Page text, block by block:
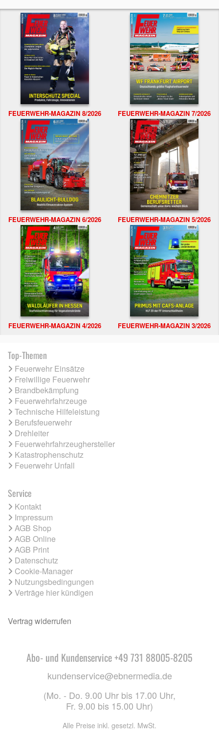
FEUERWEHR-MAGAZIN 8/2026 FEUERWEHR-MAGAZIN 7/2026
FEUERWEHR-MAGAZIN 6/2026 FEUERWEHR-MAGAZIN 5/2026
FEUERWEHR-MAGAZIN 4/2026 FEUERWEHR-MAGAZIN 3/2026
Top-Themen
Feuerwehr Einsätze
Freiwillige Feuerwehr
Brandbekämpfung
Feuerwehrfahrzeuge
Technische Hilfeleistung
Berufsfeuerwehr
Drehleiter
Feuerwehrfahrzeughersteller
Katastrophenschutz
Feuerwehr Unfall
Service
Kontakt
Impressum
AGB Shop
AGB Online
AGB Print
Datenschutz
Cookie-Manager
Nutzungsbedingungen
Verträge hier kündigen
Vertrag widerrufen
Abo- und Kundenservice +49 731 88005-8205
kundenservice@ebnermedia.de
(Mo. - Do. 9.00 Uhr bis 17.00 Uhr,
Fr. 9.00 bis 15.00 Uhr)
Alle Preise inkl. gesetzl. MwSt.